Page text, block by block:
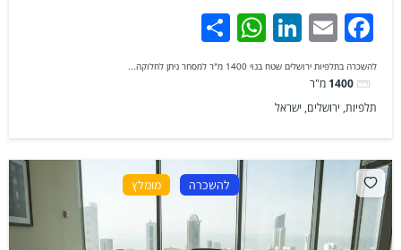
Facebook
Email
LinkedIn
WhatsApp
Share
להשכרה בתלפיות ירושלים שטח בנוי 1400 מ"ר למסחר ניתן לחלוקה...
1400מ"ר
תלפיות, ירושלים, ישראל
להשכרה מומלץ